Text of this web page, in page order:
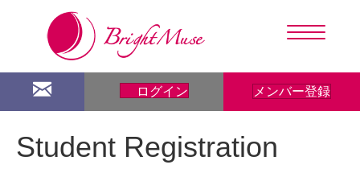
ログイン メンバー登録
Student Registration